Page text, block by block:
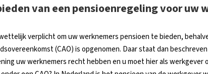
van een pensioenregeling voor uw
verplicht om uw werknemers pensioen te bieden,
(CAO) is opgenomen. Daar staat dan
uw werknemers recht hebben en u moet hier als werkgever